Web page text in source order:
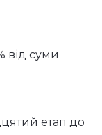
від суми
етап до